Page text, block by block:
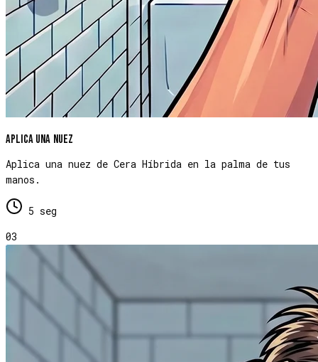
Aplica una nuez
Aplica una nuez de Cera Híbrida en la palma de tus
manos.
5 seg
03